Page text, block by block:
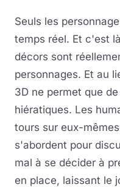
Seuls les
temps réel. Et c'est
décors sont
personnages. Et au
3D ne permet que
hiératiques. Les
tours sur eux-
s'abordent pour
mal à se décider à
en place, laissant le